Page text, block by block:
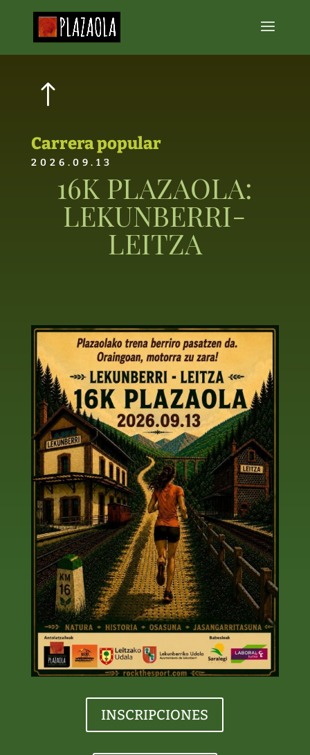
!
Carrera popular
2026.09.13
16K PLAZAOLA:
LEKUNBERRI-
LEITZA
INSCRIPCIONES